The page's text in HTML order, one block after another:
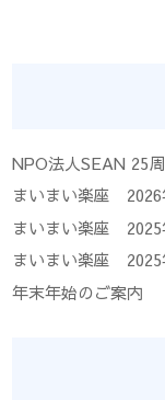
NPO法人SEAN 25
まいまい楽座
まいまい楽座
まいまい楽座
年末年始のご案内